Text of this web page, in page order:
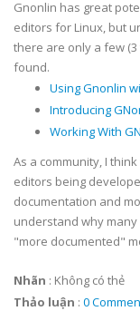
Gnonlin has great
editors for Linux, but
there are only a few
found.
Using Gnonlin
Introducing
Working With
As a community, I
editors being
documentation and
understand why
"more documented"
Nhãn : Không có thẻ
Thảo luận : 0